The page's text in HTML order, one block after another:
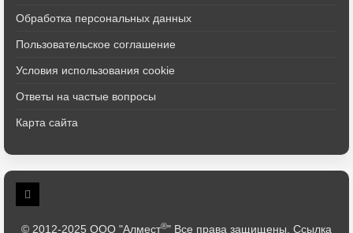
Обработка персональных данных
Пользовательское соглашение
Условия использования cookie
Ответы на частые вопросы
Карта сайта
© 2012-2025 ООО "Алмест®" Все права защищены. Ссылка